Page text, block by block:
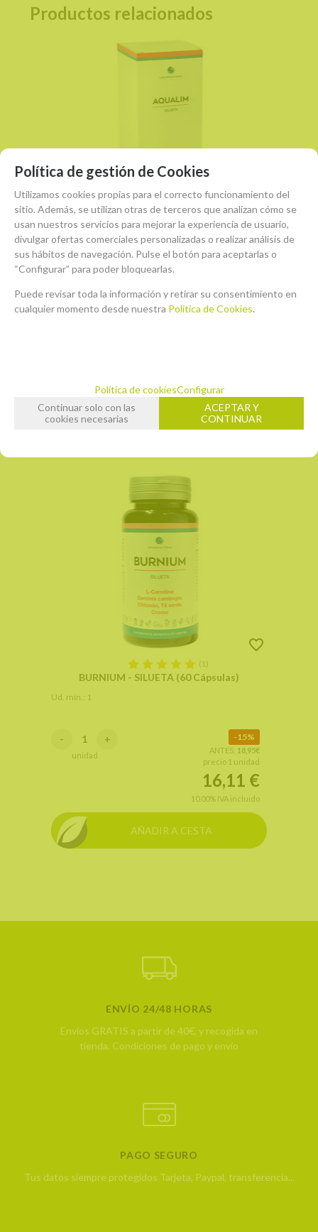
Productos relacionados
(1)
AQUALIM - SILUETA (500 ml.)
Ud. mín.: 1
15%
- +
AÑADIR A CESTA
(1)
BURNIUM - SILUETA (60 Cápsulas)
Ud. mín.: 1
15%
ANTES: 18,95€
precio 1 unidad
16,11 €
10.00% IVA incluido
- +
unidad
AÑADIR A CESTA
ENVÍO 24/48 HORAS
Envíos GRATIS a partir de 40€, y recogida en
tienda. Condiciones de pago y envío
PAGO SEGURO
Tus datos siempre protegidos Tarjeta, Paypal, transferencia...
Política de gestión de Cookies
Utilizamos cookies propias para el correcto funcionamiento del
sitio. Además, se utilizan otras de terceros que analizan cómo se
usan nuestros servicios para mejorar la experiencia de usuario,
divulgar ofertas comerciales personalizadas o realizar análisis de
sus hábitos de navegación. Pulse el botón para aceptarlas o
“Configurar” para poder bloquearlas.
Puede revisar toda la información y retirar su consentimiento en
cualquier momento desde nuestra Política de Cookies.
Política de cookiesConfigurar
Continuar solo con las
cookies necesarias
ACEPTAR Y
CONTINUAR